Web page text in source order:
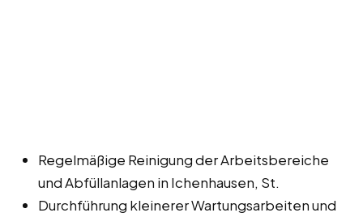
Regelmäßige Reinigung der Arbeitsbereiche
und Abfüllanlagen in Ichenhausen, St.
Durchführung kleinerer Wartungsarbeiten und